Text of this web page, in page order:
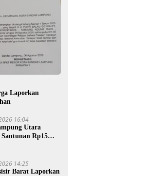
Laporkan
16:04
Utara
Rp15
14:25
Barat Laporkan